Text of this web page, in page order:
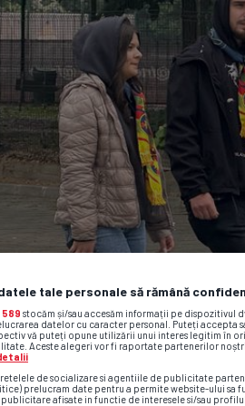
tale personale să rămână
589 stocăm și/sau accesăm informații pe dispozitivul
datelor cu caracter personal. Puteți accepta
vă puteți opune utilizării unui interes legitim în
Aceste alegeri vor fi raportate partenerilor noștri
de socializare si agentiile de publicitate
prelucram date pentru a permite website-ului sa
afisate in functie de interesele si/sau